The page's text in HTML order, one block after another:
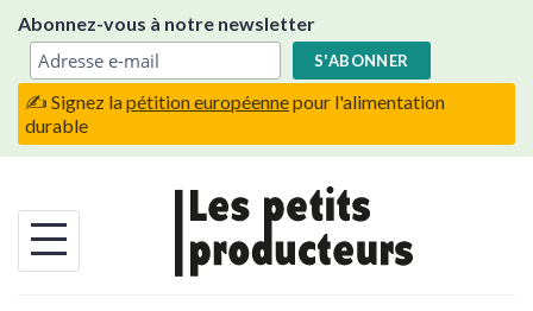
content
Abonnez-vous à notre newsletter
✍️ Signez lapétition européennepour l'alimentation
durable